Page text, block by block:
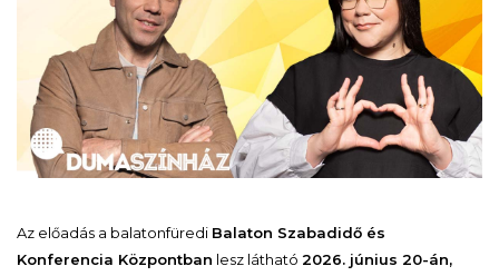
Az előadás a balatonfüredi Balaton Szabadidő és
Konferencia Központban lesz látható 2026. június 20-án,